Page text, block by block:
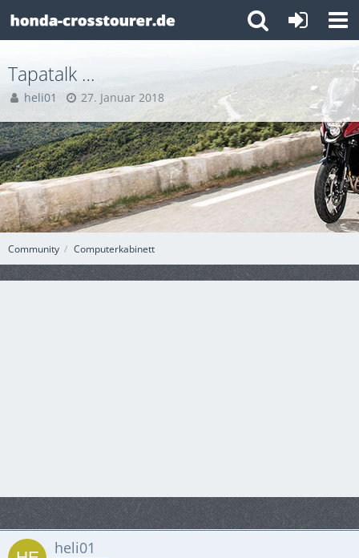
Community Computerkabinett
Tapatalk …
heli01 27. Januar 2018
heli01